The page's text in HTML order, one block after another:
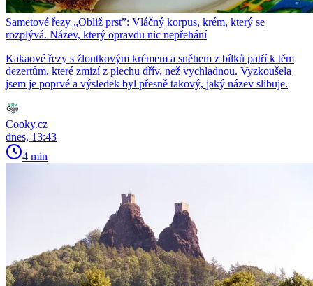
Sametové řezy „Obliž prst”: Vláčný korpus, krém, který se
rozplývá. Název, který opravdu nic nepřehání
Kakaové řezy s žloutkovým krémem a sněhem z bílků patří k těm
dezertům, které zmizí z plechu dřív, než vychladnou. Vyzkoušela
jsem je poprvé a výsledek byl přesně takový, jaký název slibuje.
Cooky.cz
dnes, 13:43
4 min